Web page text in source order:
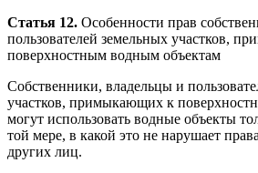
Статья 12. Особенности прав
пользователей земельных участков,
поверхностным водным объектам
Собственники, владельцы и
участков, примыкающих к
могут использовать водные объекты
той мере, в какой это не нарушает
других лиц.